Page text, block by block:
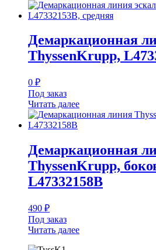
Демаркационная
ThyssenKrupp,
0 ₽
Под заказ
Читать далее
Демаркационная
ThyssenKrupp,
L47332158B
490 ₽
Под заказ
Читать далее